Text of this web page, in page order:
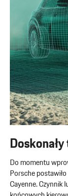
Do momentu
Porsche
Cayenne. Czynnik